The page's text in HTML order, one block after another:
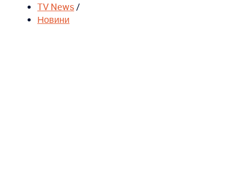
TV News/
Новини